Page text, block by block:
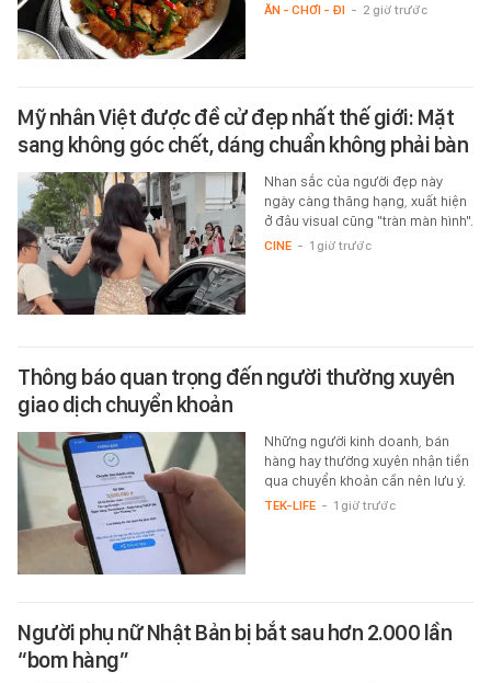
ĂN - CHƠI - ĐI - 2 giờ trước
Mỹ nhân Việt được đề cử đẹp nhất thế giới: Mặt
sang không góc chết, dáng chuẩn không phải bàn
Nhan sắc của người đẹp này
ngày càng thăng hạng, xuất hiện
ở đâu visual cũng "tràn màn hình".
CINE - 1 giờ trước
Thông báo quan trọng đến người thường xuyên
giao dịch chuyển khoản
Những người kinh doanh, bán
hàng hay thường xuyên nhận tiền
qua chuyển khoản cần nên lưu ý.
TEK-LIFE - 1 giờ trước
Người phụ nữ Nhật Bản bị bắt sau hơn 2.000 lần
“bom hàng”